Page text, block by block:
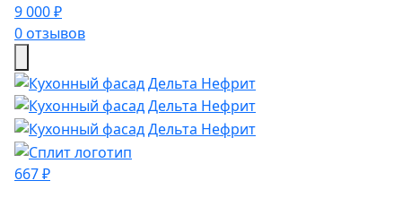
9 000 ₽
0 отзывов
667 ₽